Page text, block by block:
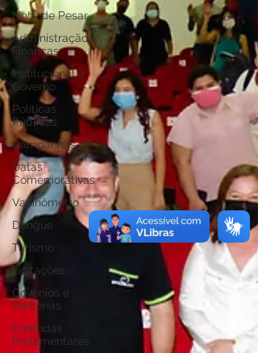
Nota de Pesar
Administração e
Finanças
Institucional e
Governo
Políticas
Públicas
Campanhas
Datas
Comemorativas
Vacinômetro
Dengue
Turismo
Licitações
Covênios e
Parcerias
Emendas
Parlamentares